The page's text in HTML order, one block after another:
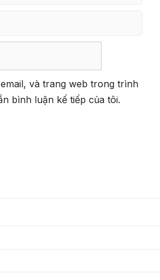
và trang web trong trình
bình luận kế tiếp của tôi.